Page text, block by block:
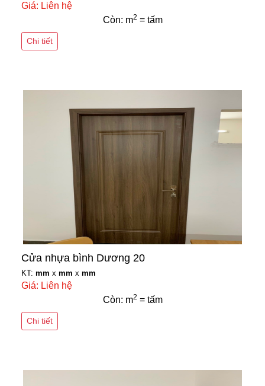
Giá: Liên hệ
Còn: m2 = tấm
Chi tiết
Cửa nhựa bình Dương 20
KT: mm x mm x mm
Giá: Liên hệ
Còn: m2 = tấm
Chi tiết